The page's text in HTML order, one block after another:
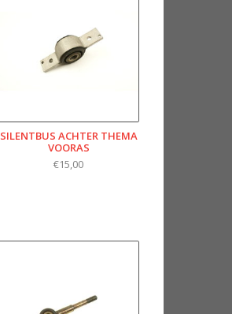
SILENTBUS ACHTER THEMA
VOORAS
€15,00